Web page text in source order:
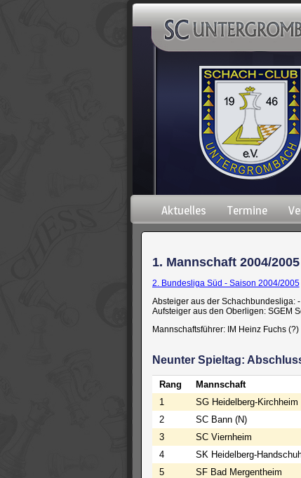
Navigation
überspringen
Aktuelles Termine
1. Mannschaft 2004/
2. Bundesliga Süd - Saison 2004/2005
Absteiger aus der Schachbundesliga: -
Aufsteiger aus den Oberligen: SGEM
Mannschaftsführer: IM Heinz Fuchs (?)
Neunter Spieltag:
Rang Mannschaft
1
SG Heidelberg-Kirchheim
2
SC Bann (N)
3
SC Viernheim
4
SK Heidelberg-
5
SF Bad Mergentheim